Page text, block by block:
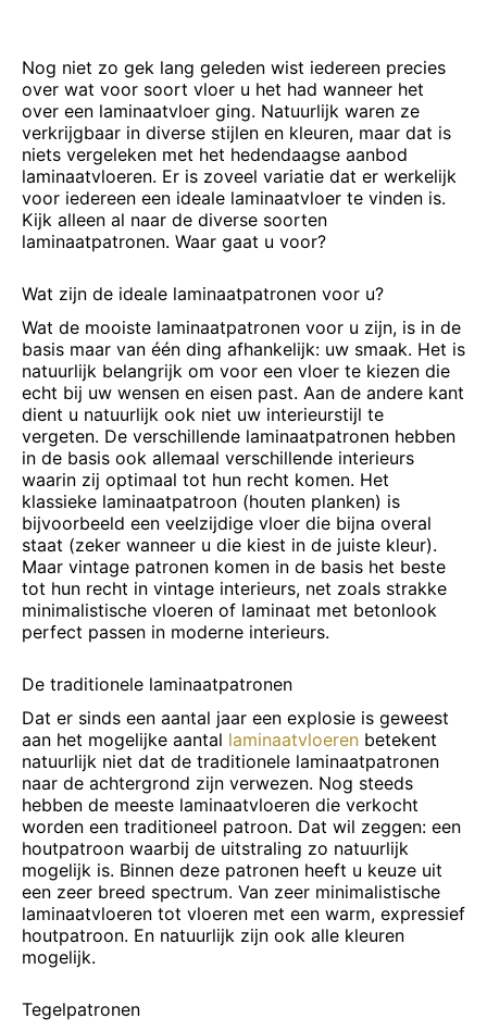
Nog niet zo gek lang geleden wist iedereen precies
over wat voor soort vloer u het had wanneer het
over een laminaatvloer ging. Natuurlijk waren ze
verkrijgbaar in diverse stijlen en kleuren, maar dat is
niets vergeleken met het hedendaagse aanbod
laminaatvloeren. Er is zoveel variatie dat er werkelijk
voor iedereen een ideale laminaatvloer te vinden is.
Kijk alleen al naar de diverse soorten
laminaatpatronen. Waar gaat u voor?
Wat zijn de ideale laminaatpatronen voor u?
Wat de mooiste laminaatpatronen voor u zijn, is in de
basis maar van één ding afhankelijk: uw smaak. Het is
natuurlijk belangrijk om voor een vloer te kiezen die
echt bij uw wensen en eisen past. Aan de andere kant
dient u natuurlijk ook niet uw interieurstijl te
vergeten. De verschillende laminaatpatronen hebben
in de basis ook allemaal verschillende interieurs
waarin zij optimaal tot hun recht komen. Het
klassieke laminaatpatroon (houten planken) is
bijvoorbeeld een veelzijdige vloer die bijna overal
staat (zeker wanneer u die kiest in de juiste kleur).
Maar vintage patronen komen in de basis het beste
tot hun recht in vintage interieurs, net zoals strakke
minimalistische vloeren of laminaat met betonlook
perfect passen in moderne interieurs.
De traditionele laminaatpatronen
Dat er sinds een aantal jaar een explosie is geweest
aan het mogelijke aantal laminaatvloeren betekent
natuurlijk niet dat de traditionele laminaatpatronen
naar de achtergrond zijn verwezen. Nog steeds
hebben de meeste laminaatvloeren die verkocht
worden een traditioneel patroon. Dat wil zeggen: een
houtpatroon waarbij de uitstraling zo natuurlijk
mogelijk is. Binnen deze patronen heeft u keuze uit
een zeer breed spectrum. Van zeer minimalistische
laminaatvloeren tot vloeren met een warm, expressief
houtpatroon. En natuurlijk zijn ook alle kleuren
mogelijk.
Tegelpatronen